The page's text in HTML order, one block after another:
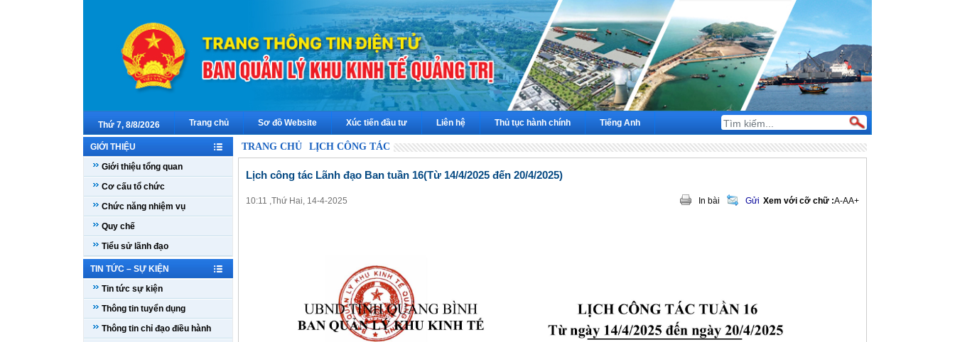
Thứ 7, 8/8/2026 Trang chủ Sơ đồ Website Xúc tiến đầu tư Liên hệ Thủ tục hành chính Tiếng Anh
GIỚI THIỆU
Giới thiệu tổng quan
Cơ cấu tổ chức
Chức năng nhiệm vụ
Quy chế
Tiểu sử lãnh đạo
TIN TỨC – SỰ KIỆN
Tin tức sự kiện
Thông tin tuyển dụng
Thông tin chỉ đạo điều hành
TRANG CHỦ LỊCH CÔNG TÁC
Lịch công tác Lãnh đạo Ban tuần 16(Từ 14/4/2025 đến 20/4/2025)
10:11 ,Thứ Hai, 14-4-2025 In bài Gửi Xem với cỡ chữ :A-AA+